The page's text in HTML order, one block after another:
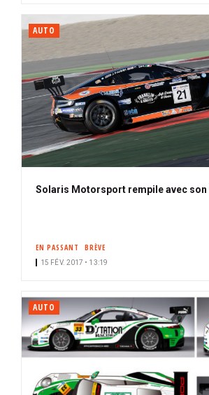
AUTO
Solaris Motorsport rempile avec son
EN PASSANT BRÈVE
15 FÉV. 2017 • 13:19
AUTO